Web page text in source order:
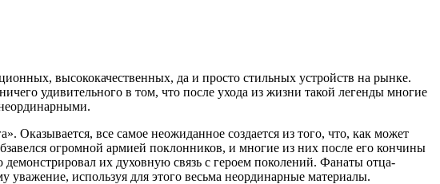
высококачественных, да и просто стильных устройств на рынке.
удивительного в том, что после ухода из жизни такой легенды многие
неординарными.
все самое неожиданное создается из того, что, как может
огромной армией поклонников, и многие из них после его кончины
их духовную связь с героем поколений. Фанаты отца-
используя для этого весьма неординарные материалы.